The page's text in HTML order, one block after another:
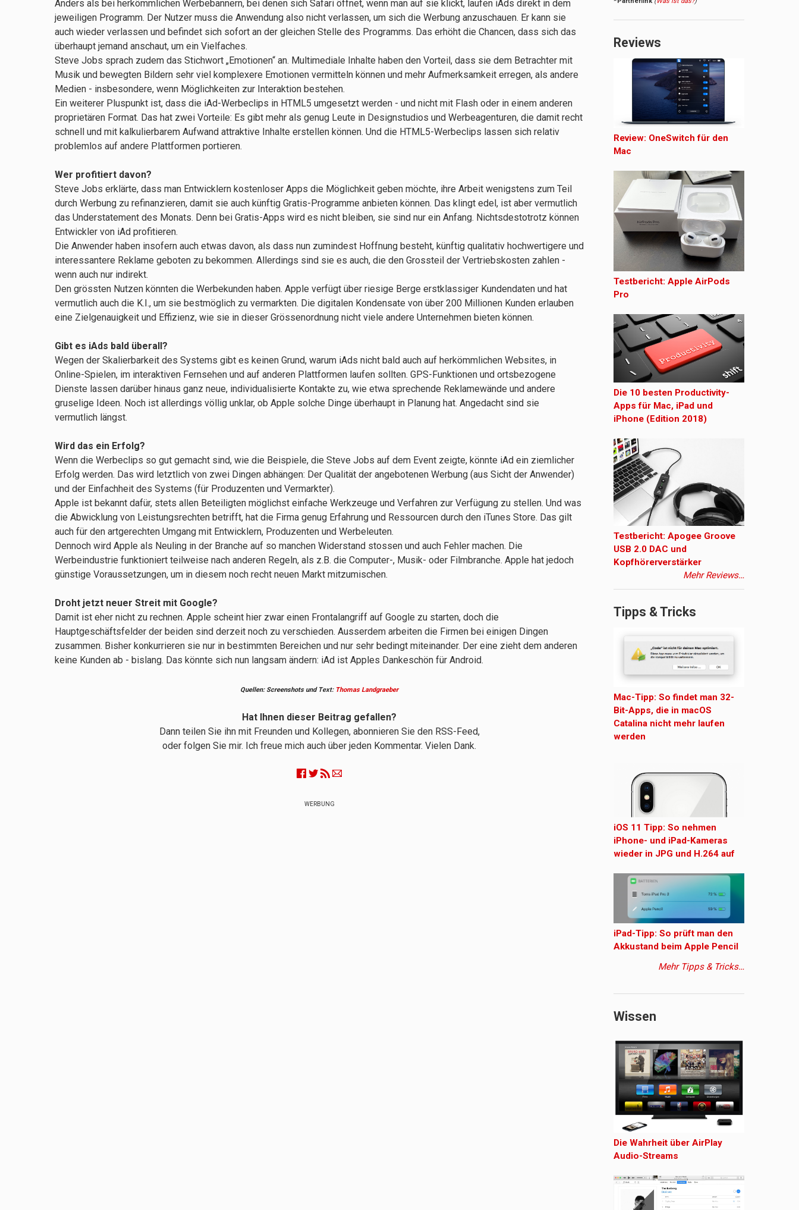
Anders als bei herkömmlichen Werbebannern, bei denen sich Safari öffnet, wenn man auf sie klickt, laufen iAds direkt in dem
jeweiligen Programm. Der Nutzer muss die Anwendung also nicht verlassen, um sich die Werbung anzuschauen. Er kann sie
auch wieder verlassen und befindet sich sofort an der gleichen Stelle des Programms. Das erhöht die Chancen, dass sich das
überhaupt jemand anschaut, um ein Vielfaches.
Steve Jobs sprach zudem das Stichwort „Emotionen“ an. Multimediale Inhalte haben den Vorteil, dass sie dem Betrachter mit
Musik und bewegten Bildern sehr viel komplexere Emotionen vermitteln können und mehr Aufmerksamkeit erregen, als andere
Medien - insbesondere, wenn Möglichkeiten zur Interaktion bestehen.
Ein weiterer Pluspunkt ist, dass die iAd-Werbeclips in HTML5 umgesetzt werden - und nicht mit Flash oder in einem anderen
proprietären Format. Das hat zwei Vorteile: Es gibt mehr als genug Leute in Designstudios und Werbeagenturen, die damit recht
schnell und mit kalkulierbarem Aufwand attraktive Inhalte erstellen können. Und die HTML5-Werbeclips lassen sich relativ
problemlos auf andere Plattformen portieren.
Wer profitiert davon?
Steve Jobs erklärte, dass man Entwicklern kostenloser Apps die Möglichkeit geben möchte, ihre Arbeit wenigstens zum Teil
durch Werbung zu refinanzieren, damit sie auch künftig Gratis-Programme anbieten können. Das klingt edel, ist aber vermutlich
das Understatement des Monats. Denn bei Gratis-Apps wird es nicht bleiben, sie sind nur ein Anfang. Nichtsdestotrotz können
Entwickler von iAd profitieren.
Die Anwender haben insofern auch etwas davon, als dass nun zumindest Hoffnung besteht, künftig qualitativ hochwertigere und
interessantere Reklame geboten zu bekommen. Allerdings sind sie es auch, die den Grossteil der Vertriebskosten zahlen -
wenn auch nur indirekt.
Den grössten Nutzen könnten die Werbekunden haben. Apple verfügt über riesige Berge erstklassiger Kundendaten und hat
vermutlich auch die K.I., um sie bestmöglich zu vermarkten. Die digitalen Kondensate von über 200 Millionen Kunden erlauben
eine Zielgenauigkeit und Effizienz, wie sie in dieser Grössenordnung nicht viele andere Unternehmen bieten können.
Gibt es iAds bald überall?
Wegen der Skalierbarkeit des Systems gibt es keinen Grund, warum iAds nicht bald auch auf herkömmlichen Websites, in
Online-Spielen, im interaktiven Fernsehen und auf anderen Plattformen laufen sollten. GPS-Funktionen und ortsbezogene
Dienste lassen darüber hinaus ganz neue, individualisierte Kontakte zu, wie etwa sprechende Reklamewände und andere
gruselige Ideen. Noch ist allerdings völlig unklar, ob Apple solche Dinge überhaupt in Planung hat. Angedacht sind sie
vermutlich längst.
Wird das ein Erfolg?
Wenn die Werbeclips so gut gemacht sind, wie die Beispiele, die Steve Jobs auf dem Event zeigte, könnte iAd ein ziemlicher
Erfolg werden. Das wird letztlich von zwei Dingen abhängen: Der Qualität der angebotenen Werbung (aus Sicht der Anwender)
und der Einfachheit des Systems (für Produzenten und Vermarkter).
Apple ist bekannt dafür, stets allen Beteiligten möglichst einfache Werkzeuge und Verfahren zur Verfügung zu stellen. Und was
die Abwicklung von Leistungsrechten betrifft, hat die Firma genug Erfahrung und Ressourcen durch den iTunes Store. Das gilt
auch für den artgerechten Umgang mit Entwicklern, Produzenten und Werbeleuten.
Dennoch wird Apple als Neuling in der Branche auf so manchen Widerstand stossen und auch Fehler machen. Die
Werbeindustrie funktioniert teilweise nach anderen Regeln, als z.B. die Computer-, Musik- oder Filmbranche. Apple hat jedoch
günstige Voraussetzungen, um in diesem noch recht neuen Markt mitzumischen.
Droht jetzt neuer Streit mit Google?
Damit ist eher nicht zu rechnen. Apple scheint hier zwar einen Frontalangriff auf Google zu starten, doch die
Hauptgeschäftsfelder der beiden sind derzeit noch zu verschieden. Ausserdem arbeiten die Firmen bei einigen Dingen
zusammen. Bisher konkurrieren sie nur in bestimmten Bereichen und nur sehr bedingt miteinander. Der eine zieht dem anderen
keine Kunden ab - bislang. Das könnte sich nun langsam ändern: iAd ist Apples Dankeschön für Android.
Quellen: Screenshots und Text: Thomas Landgraeber
Hat Ihnen dieser Beitrag gefallen?
Dann teilen Sie ihn mit Freunden und Kollegen, abonnieren Sie den RSS-Feed,
oder folgen Sie mir. Ich freue mich auch über jeden Kommentar. Vielen Dank.
WERBUNG
Reviews
Review: OneSwitch für den
Mac
Testbericht: Apple AirPods
Pro
Die 10 besten Productivity-
Apps für Mac, iPad und
iPhone (Edition 2018)
Testbericht: Apogee Groove
USB 2.0 DAC und
Kopfhörerverstärker
Mehr Reviews…
Tipps & Tricks
Mac-Tipp: So findet man 32-
Bit-Apps, die in macOS
Catalina nicht mehr laufen
werden
iOS 11 Tipp: So nehmen
iPhone- und iPad-Kameras
wieder in JPG und H.264 auf
iPad-Tipp: So prüft man den
Akkustand beim Apple Pencil
Mehr Tipps & Tricks…
Wissen
Die Wahrheit über AirPlay
Audio-Streams